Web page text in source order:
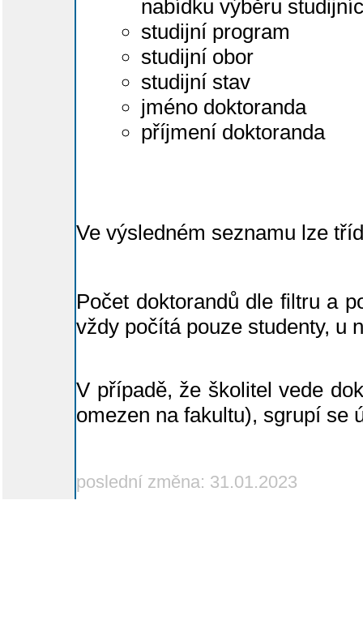
nabídku výběru
studijní program
studijní obor
studijní stav
jméno doktoranda
příjmení doktoranda
Ve výsledném seznamu lze
Počet doktorandů dle filtru a
vždy počítá pouze studenty, u
V případě, že školitel vede
omezen na fakultu), sgrupí se
poslední změna: 31.01.2023